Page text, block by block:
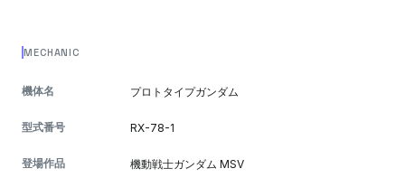
MECHANIC
機体名 プロトタイプガンダム
型式番号 RX-78-1
登場作品 機動戦士ガンダム MSV